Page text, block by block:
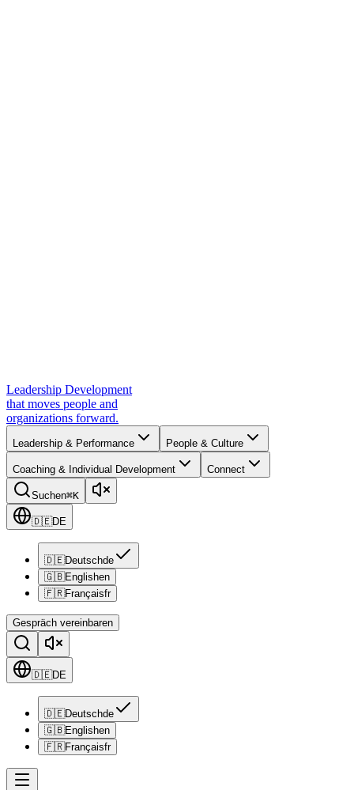
Leadership Development
that moves people and
organizations forward.
Leadership & Performance People & Culture
Coaching & Individual Development Connect
Suchen⌘K
🇩🇪DE
🇩🇪Deutschde
🇬🇧Englishen
🇫🇷Françaisfr
Gespräch vereinbaren
🇩🇪DE
🇩🇪Deutschde
🇬🇧Englishen
🇫🇷Françaisfr